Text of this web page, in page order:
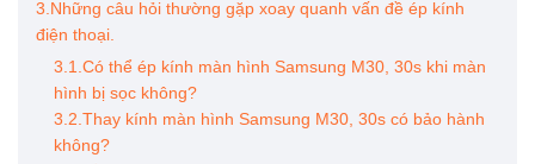
3.Những câu hỏi thường gặp xoay quanh vấn đề ép kính
điện thoại.
3.1.Có thể ép kính màn hình Samsung M30, 30s khi màn
hình bị sọc không?
3.2.Thay kính màn hình Samsung M30, 30s có bảo hành
không?